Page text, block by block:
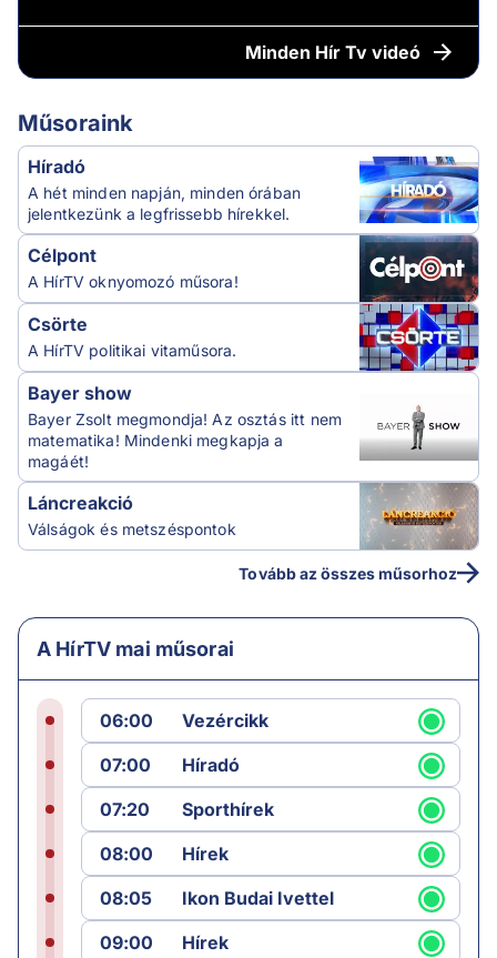
Minden Hír Tv videó
Műsoraink
Híradó
A hét minden napján, minden órában
jelentkezünk a legfrissebb hírekkel.
Célpont
A HírTV oknyomozó műsora!
Csörte
A HírTV politikai vitaműsora.
Bayer show
Bayer Zsolt megmondja! Az osztás itt nem
matematika! Mindenki megkapja a
magáét!
Láncreakció
Válságok és metszéspontok
Tovább az összes műsorhoz
A HírTV mai műsorai
06:00
Vezércikk
07:00
Híradó
07:20
Sporthírek
08:00
Hírek
08:05
Ikon Budai Ivettel
09:00
Hírek